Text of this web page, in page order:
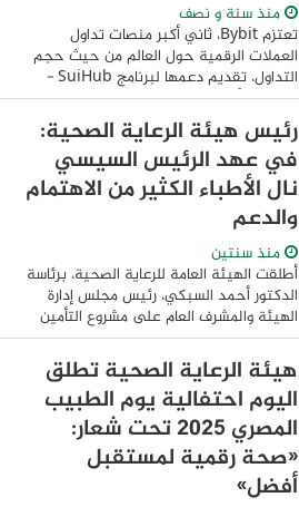
منذ سنة و نصف
تعتزم Bybit، ثاني أكبر منصات تداول
العملات الرقمية حول العالم من حيث حجم
التداول، تقديم دعمها لبرنامج SuiHub -
الجامعة الأمريكية في الشارقة لإطلاق
"بلوكاثون 2025: الذكاء الاصطناعي لدعم
الاستقلالية ...
رئيس هيئة الرعاية الصحية:
في عهد الرئيس السيسي
نال الأطباء الكثير من الاهتمام
والدعم
منذ سنتين
أطلقت الهيئة العامة للرعاية الصحية، برئاسة
الدكتور أحمد السبكي، رئيس مجلس إدارة
الهيئة والمشرف العام على مشروع التأمين
الصحي الشامل، مؤتمر احتفالية يوم الطبيب
المصري لعام 2025، تحت شعار "صحة رقمية ...
هيئة الرعاية الصحية تطلق
اليوم احتفالية يوم الطبيب
المصري 2025 تحت شعار:
«صحة رقمية لمستقبل
أفضل»